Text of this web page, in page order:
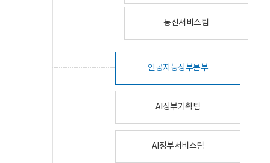
통신서비스팀
인공지능정부본부
AI정부기획팀
AI정부서비스팀